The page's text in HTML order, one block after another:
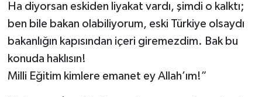
Ha diyorsan eskiden liyakat vardı, şimdi o kalktı;
ben bile bakan olabiliyorum, eski Türkiye olsaydı
bakanlığın kapısından içeri giremezdim. Bak bu
konuda haklısın!
Milli Eğitim kimlere emanet ey Allah’ım!”